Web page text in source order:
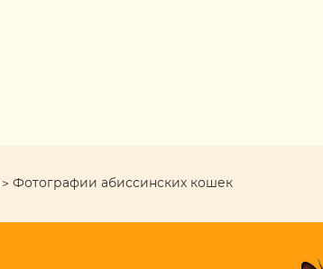
Фотографии абиссинских кошек